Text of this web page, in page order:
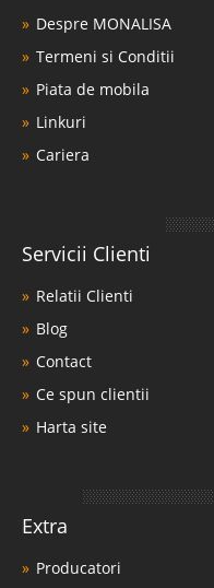
Despre MONALISA
Termeni si Conditii
Piata de mobila
Linkuri
Cariera
Servicii Clienti
Relatii Clienti
Blog
Contact
Ce spun clientii
Harta site
Extra
Producatori